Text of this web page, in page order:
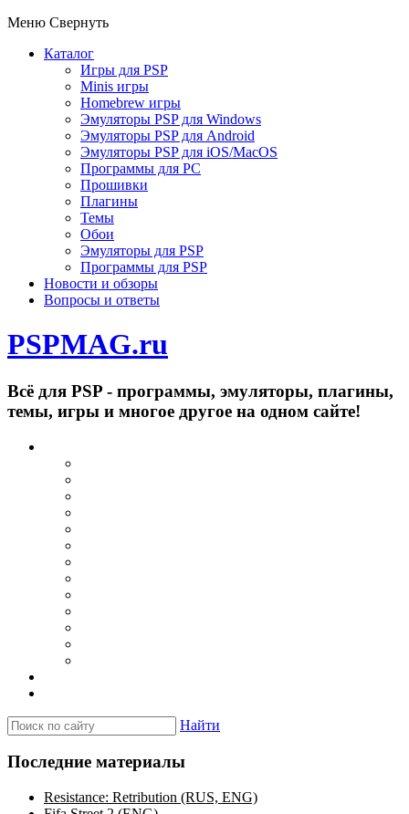
Меню Свернуть
Каталог
Игры для PSP
Minis игры
Homebrew игры
Эмуляторы PSP для Windows
Эмуляторы PSP для Android
Эмуляторы PSP для iOS/MacOS
Программы для PC
Прошивки
Плагины
Темы
Обои
Эмуляторы для PSP
Программы для PSP
Новости и обзоры
Вопросы и ответы
PSPMAG.ru
Всё для PSP - программы, эмуляторы, плагины,
темы, игры и многое другое на одном сайте!
Найти
Последние материалы
Resistance: Retribution (RUS, ENG)